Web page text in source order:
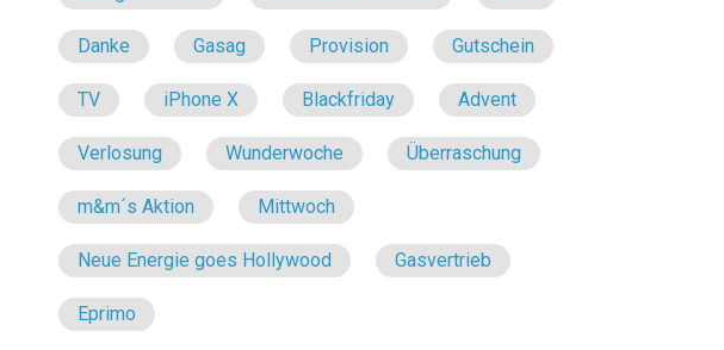
Danke Gasag Provision Gutschein
TV iPhone X Blackfriday Advent
Verlosung Wunderwoche Überraschung
m&m´s Aktion Mittwoch
Neue Energie goes Hollywood Gasvertrieb
Eprimo